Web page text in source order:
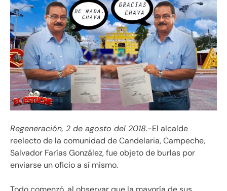
Regeneración, 2 de agosto del 2018.-El alcalde
reelecto de la comunidad de Candelaria, Campeche,
Salvador Farías González, fue objeto de burlas por
enviarse un oficio a sí mismo.